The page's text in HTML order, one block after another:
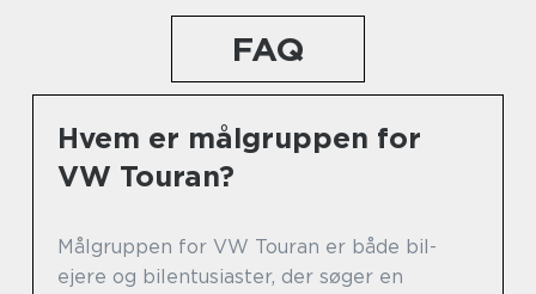
FAQ
Hvem er målgruppen for
VW Touran?
Målgruppen for VW Touran er både bil-
ejere og bilentusiaster, der søger en